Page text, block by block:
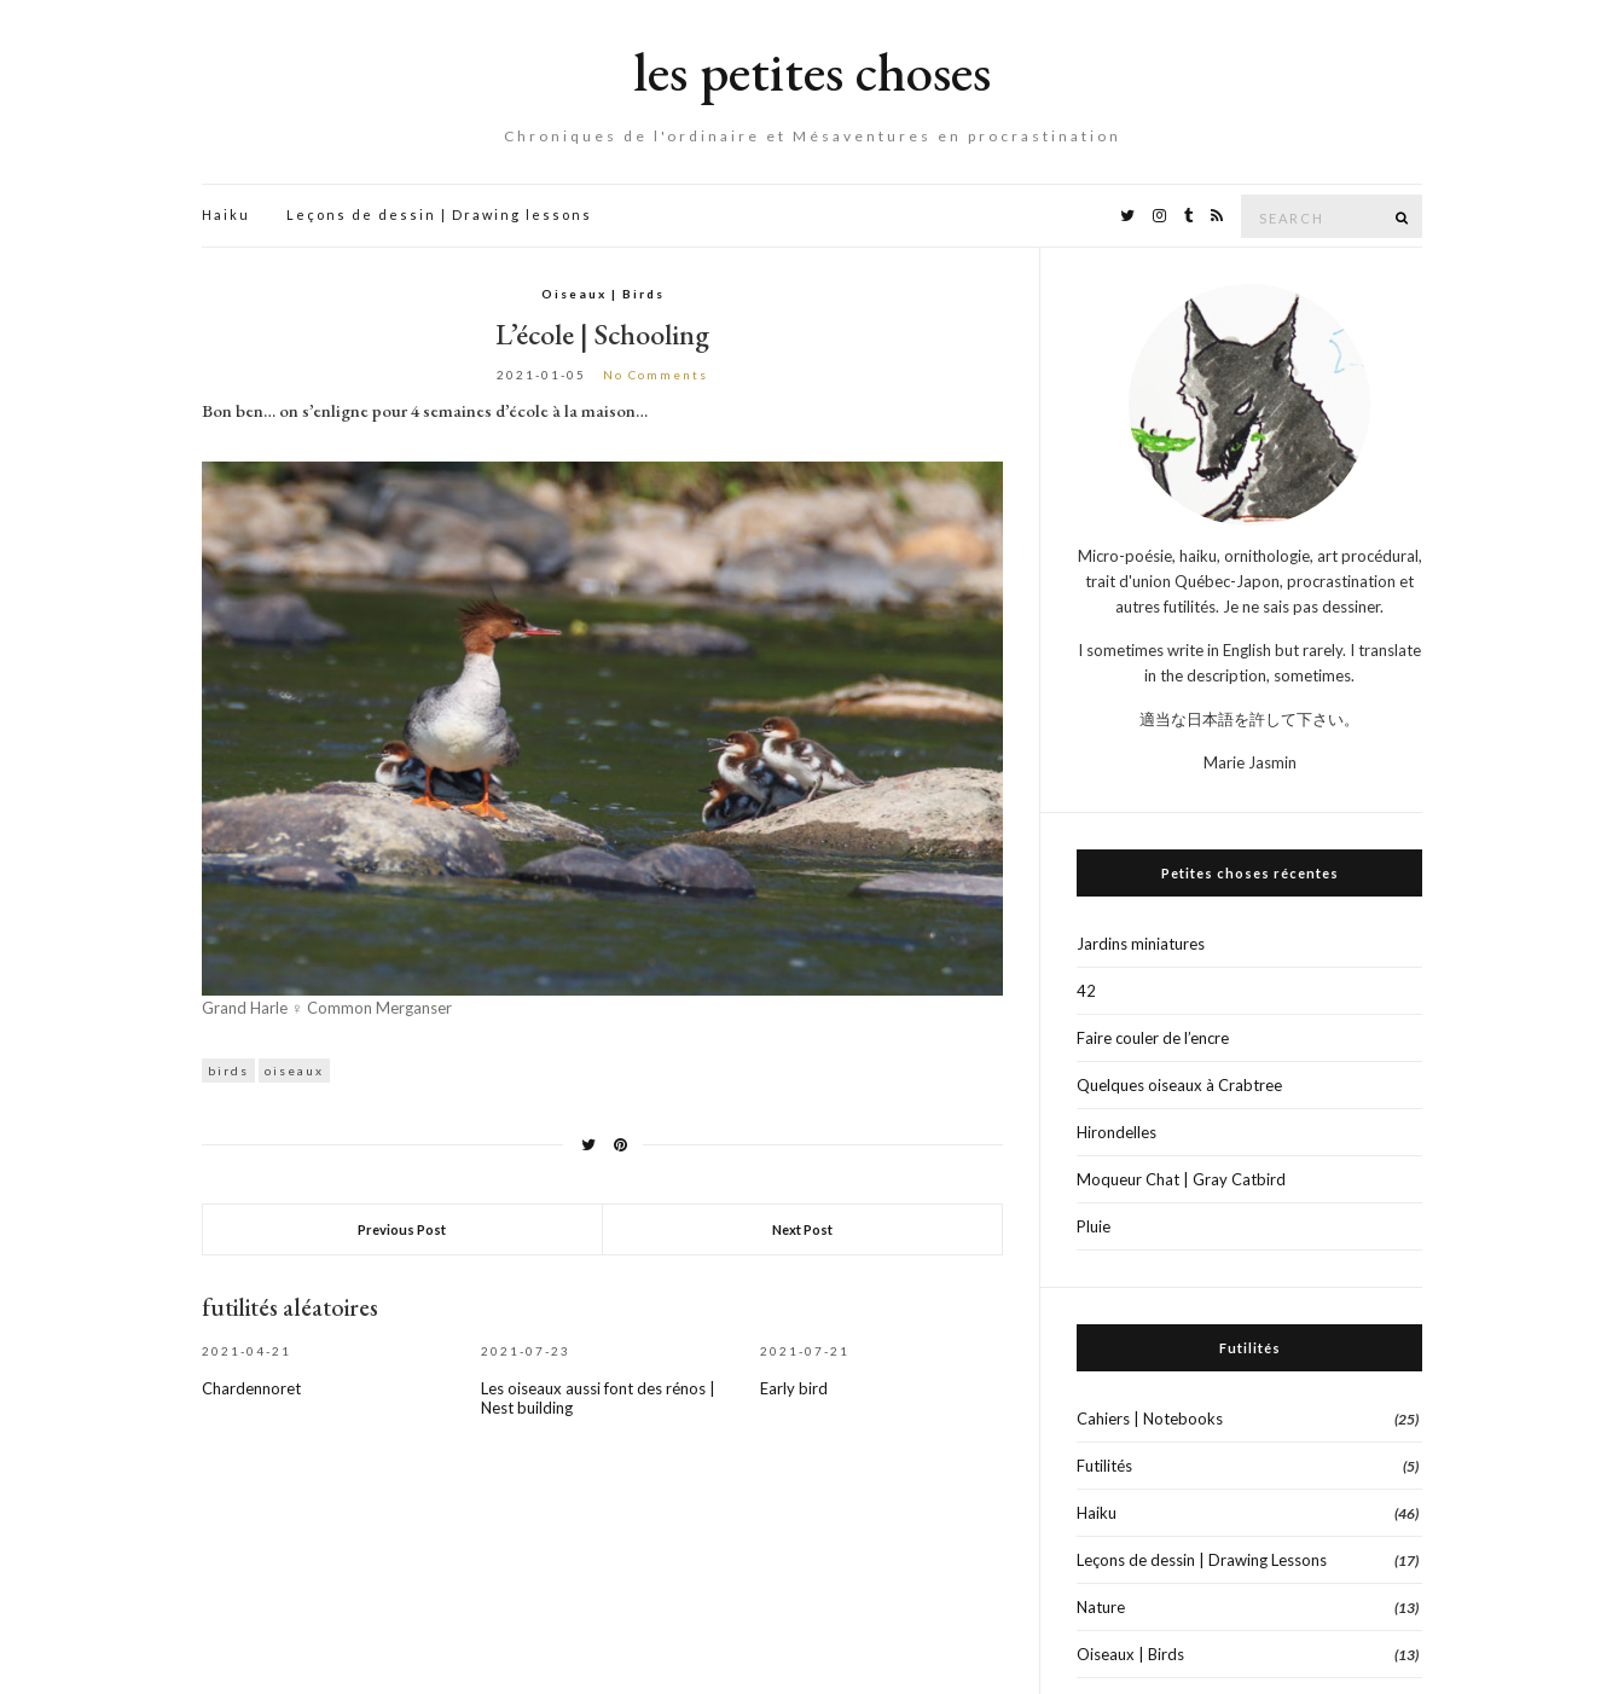
les petites choses
Chroniques de l'ordinaire et Mésaventures en procrastination
Haiku Leçons de dessin | Drawing lessons
Oiseaux | Birds
L’école | Schooling
2021-01-05 No Comments
Bon ben… on s’enligne pour 4 semaines d’école à la maison…
Grand Harle ♀ Common Merganser
birds oiseaux
Previous Post Next Post
futilités aléatoires
2021-04-21
Chardennoret
2021-07-23
Les oiseaux aussi font des rénos |
Nest building
2021-07-21
Early bird
Micro-poésie, haiku, ornithologie, art procédural,
trait d'union Québec-Japon, procrastination et
autres futilités. Je ne sais pas dessiner.
I sometimes write in English but rarely. I translate
in the description, sometimes.
適当な日本語を許して下さい。
Marie Jasmin
Petites choses récentes
Jardins miniatures
42
Faire couler de l’encre
Quelques oiseaux à Crabtree
Hirondelles
Moqueur Chat | Gray Catbird
Pluie
Futilités
Cahiers | Notebooks (25)
Futilités (5)
Haiku (46)
Leçons de dessin | Drawing Lessons (17)
Nature (13)
Oiseaux | Birds (13)